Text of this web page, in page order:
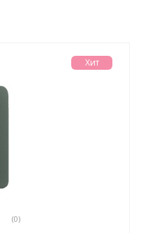
(0)
Хит